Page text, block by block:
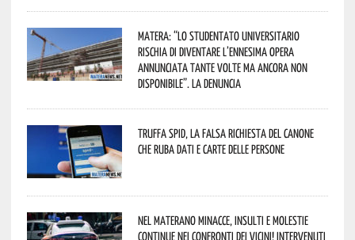
Matera: “Lo studentato universitario
rischia di diventare l’ennesima opera
annunciata tante volte ma ancora non
disponibile”. La denuncia
Truffa Spid, la falsa richiesta del canone
che ruba dati e carte delle persone
Nel materano minacce, insulti e molestie
continue nei confronti dei vicini! Intervenuti